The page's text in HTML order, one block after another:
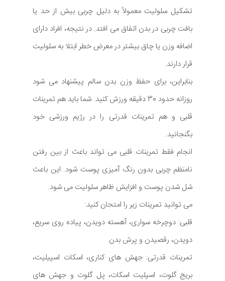
تشکیل سلولیت معمولاً به دلیل چربی بیش از حد یا
بافت چربی در بدن اتفاق می افتد. در نتیجه، افراد دارای
اضافه وزن یا چاق بیشتر در معرض خطر ابتلا به سلولیت
قرار دارند.
بنابراین، برای حفظ وزن بدن سالم پیشنهاد می شود
روزانه حدود 30 دقیقه ورزش کنید. شما باید هم تمرینات
قلبی و هم تمرینات قدرتی را در رژیم ورزشی خود
بگنجانید.
انجام فقط تمرینات قلبی می تواند باعث از بین رفتن
نامنظم چربی بدون رنگ آمیزی پوست شود. این باعث
شل شدن پوست و افزایش ظاهر سلولیت می شود.
می توانید تمرینات زیر را امتحان کنید:
قلبی: دوچرخه سواری، آهسته دویدن، پیاده روی سریع،
دویدن، رقصیدن و پرش بدن
تمرینات قدرتی: جهش های کناری، اسکات اسپیلیت،
بریج گلوت، اسپلیت اسکات، پل گلوت و جهش های